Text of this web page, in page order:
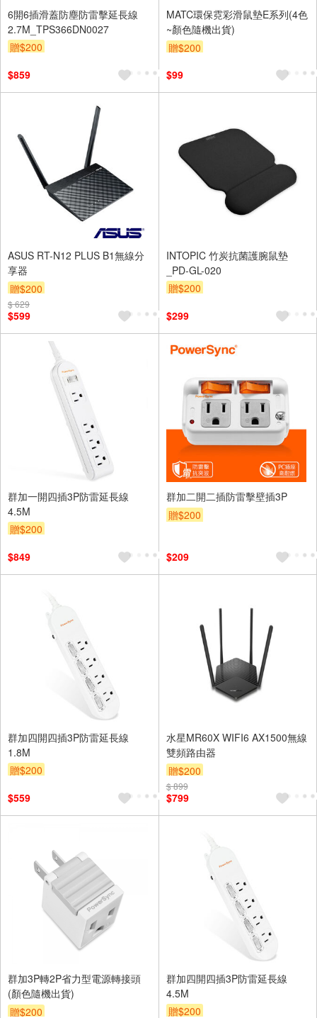
6開6插滑蓋防塵防雷擊延長線
2.7M_TPS366DN0027
贈$200
$859
MATC環保霓彩滑鼠墊E系列(4色
~顏色隨機出貨)
贈$200
$99
ASUS RT-N12 PLUS B1無線分
享器
贈$200
$ 629
$599
INTOPIC 竹炭抗菌護腕鼠墊
_PD-GL-020
贈$200
$299
群加一開四插3P防雷延長線
4.5M
贈$200
$849
群加二開二插防雷擊壁插3P
贈$200
$209
群加四開四插3P防雷延長線
1.8M
贈$200
$559
水星MR60X WIFI6 AX1500無線
雙頻路由器
贈$200
$ 899
$799
群加3P轉2P省力型電源轉接頭
(顏色隨機出貨)
贈$200
群加四開四插3P防雷延長線
4.5M
贈$200